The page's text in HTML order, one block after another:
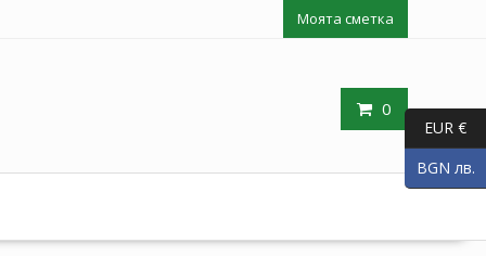
Моята сметка
0
EUR €
BGN лв.